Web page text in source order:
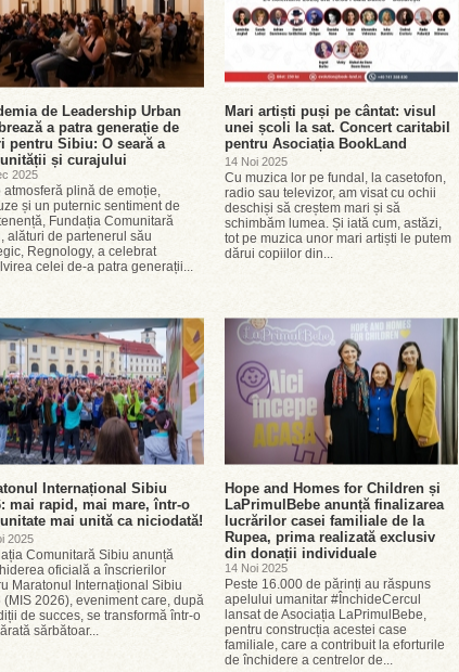
de Leadership Urban
a patra generație de
pentru Sibiu: O seară a
și curajului
2025
atmosferă plină de emoție,
și un puternic sentiment de
Fundația Comunitară
alături de partenerul său
Regnology, a celebrat
celei de-a patra generații...
Mari artiști puși pe cântat: visul
unei școli la sat. Concert caritabil
pentru Asociația BookLand
14 Noi 2025
Cu muzica lor pe fundal, la casetofon,
radio sau televizor, am visat cu ochii
deschiși să creștem mari și să
schimbăm lumea. Și iată cum, astăzi,
tot pe muzica unor mari artiști le putem
dărui copiilor din...
Internațional Sibiu
mai rapid, mai mare, într-o
mai unită ca niciodată!
2025
Comunitară Sibiu anunță
oficială a înscrierilor
Maratonul Internațional Sibiu
(MIS 2026), eveniment care, după
de succes, se transformă într-o
sărbătoar...
Hope and Homes for Children și
LaPrimulBebe anunță finalizarea
lucrărilor casei familiale de la
Rupea, prima realizată exclusiv
din donații individuale
14 Noi 2025
Peste 16.000 de părinți au răspuns
apelului umanitar #ÎnchideCercul
lansat de Asociația LaPrimulBebe,
pentru construcția acestei case
familiale, care a contribuit la eforturile
de închidere a centrelor de...